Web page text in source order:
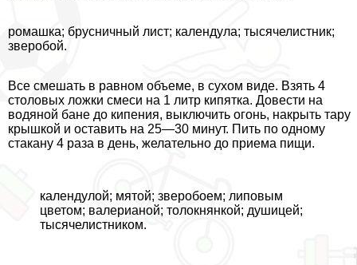
ромашка; брусничный лист; календула; тысячелистник;
зверобой.
Все смешать в равном объеме, в сухом виде. Взять 4
столовых ложки смеси на 1 литр кипятка. Довести на
водяной бане до кипения, выключить огонь, накрыть тару
крышкой и оставить на 25—30 минут. Пить по одному
стакану 4 раза в день, желательно до приема пищи.
календулой; мятой; зверобоем; липовым
цветом; валерианой; толокнянкой; душицей;
тысячелистником.